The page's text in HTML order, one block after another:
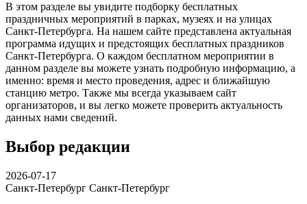
В этом разделе вы увидите подборку бесплатных
праздничных мероприятий в парках, музеях и на улицах
Санкт-Петербурга. На нашем сайте представлена актуальная
программа идущих и предстоящих бесплатных праздников
Санкт-Петербурга. О каждом бесплатном мероприятии в
данном разделе вы можете узнать подробную информацию, а
именно: время и место проведения, адрес и ближайшую
станцию метро. Также мы всегда указываем сайт
организаторов, и вы легко можете проверить актуальность
данных нами сведений.
Выбор редакции
2026-07-17
Санкт-Петербург Санкт-Петербург